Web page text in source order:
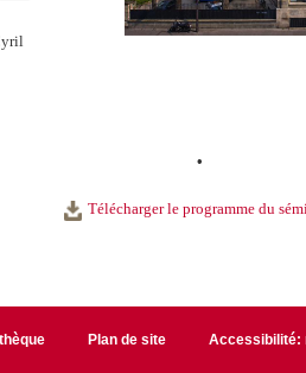
•
Télécharger le programme du
Plan de site Accessibilité: